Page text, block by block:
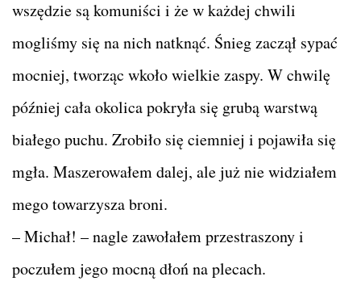
wszędzie są komuniści i że w każdej chwili
mogliśmy się na nich natknąć. Śnieg zaczął sypać
mocniej, tworząc wkoło wielkie zaspy. W chwilę
później cała okolica pokryła się grubą warstwą
białego puchu. Zrobiło się ciemniej i pojawiła się
mgła. Maszerowałem dalej, ale już nie widziałem
mego towarzysza broni.
– Michał! – nagle zawołałem przestraszony i
poczułem jego mocną dłoń na plecach.